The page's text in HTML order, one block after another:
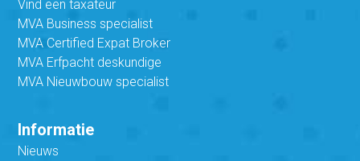
Vind een taxateur
MVA Business specialist
MVA Certified Expat Broker
MVA Erfpacht deskundige
MVA Nieuwbouw specialist
Informatie
Nieuws